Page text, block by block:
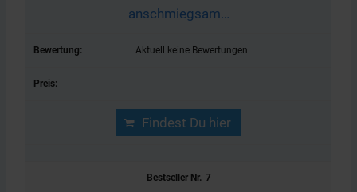
anschmiegsam…
Aktuell keine Bewertungen
Findest Du hier
7